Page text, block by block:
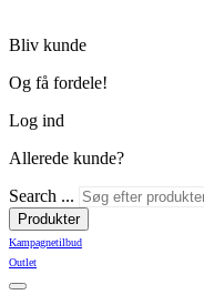
Bliv kunde
Og få fordele!
Log ind
Allerede kunde?
Search ...
Produkter
Kampagnetilbud
Outlet